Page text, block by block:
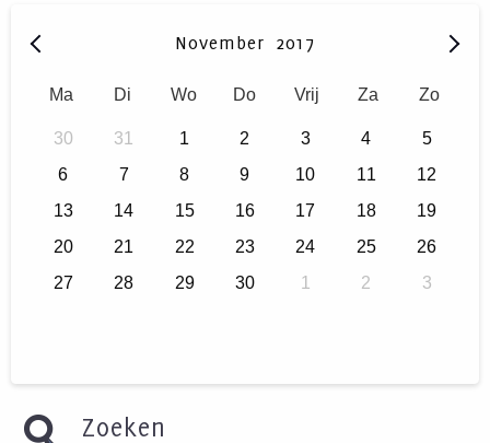
November 2017
Ma Di Wo Do Vrij Za Zo
30 31 1 2 3 4
5
6
7 8 9 10 11
12
13
14 15 16 17 18
19
20
21 22 23 24 25
26
27
28 29 30 1 2 3
Zoeken